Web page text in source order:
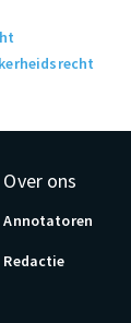
Over ons
Annotatoren
Redactie